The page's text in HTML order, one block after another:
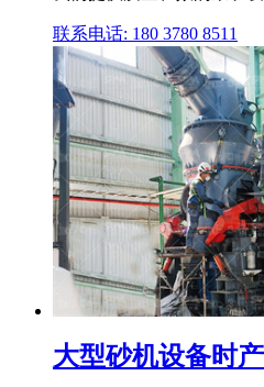
联系电话: 180 3780 8511
大型砂机设备时